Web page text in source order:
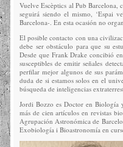
Vuelve Escèptics al Pub
seguirá siendo el mismo, ‘Espai
Barcelona-. En esta ocasión no
El posible contacto con una
debe ser obstáculo para que su
Desde que Frank Drake concibió
susceptibles de emitir señales
perfilar mejor algunos de sus
duda de si estamos solos en el
búsqueda de inteligencias
Jordi Bozzo es Doctor en Biología
más de cien artículos en revistas
Agrupación Astronómica de
Exobiología i Bioastronomía en